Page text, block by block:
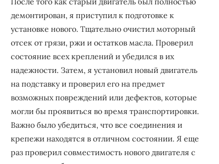
демонтирован, я приступил к подготовке к
установке нового. Тщательно очистил моторный
отсек от грязи, ржи и остатков масла. Проверил
состояние всех креплений и убедился в их
надежности. Затем, я установил новый двигатель
на подставку и проверил его на предмет
возможных повреждений или дефектов, которые
могли бы проявиться во время транспортировки.
Важно было убедиться, что все соединения и
крепежи находятся в отличном состоянии. Я еще
раз проверил совместимость нового двигателя с